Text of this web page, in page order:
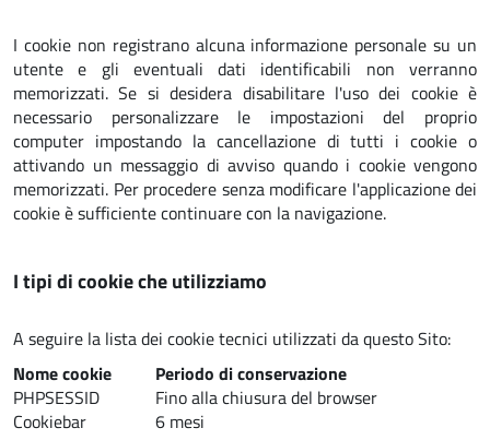
I cookie non registrano alcuna informazione personale su un
utente e gli eventuali dati identificabili non verranno
memorizzati. Se si desidera disabilitare l'uso dei cookie è
necessario personalizzare le impostazioni del proprio
computer impostando la cancellazione di tutti i cookie o
attivando un messaggio di avviso quando i cookie vengono
memorizzati. Per procedere senza modificare l'applicazione dei
cookie è sufficiente continuare con la navigazione.
I tipi di cookie che utilizziamo
A seguire la lista dei cookie tecnici utilizzati da questo Sito:
Nome cookie
Periodo di conservazione
PHPSESSID
Fino alla chiusura del browser
Cookiebar
6 mesi